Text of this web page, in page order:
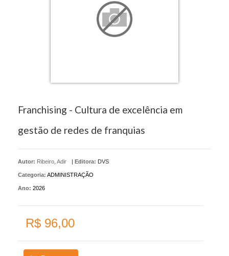
Franchising - Cultura de excelência em
gestão de redes de franquias
Autor: Ribeiro, Adir | Editora: DVS
Categoria: ADMINISTRAÇÃO
Ano: 2026
R$ 96,00